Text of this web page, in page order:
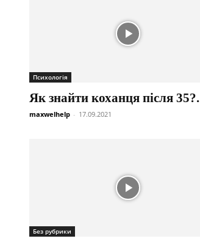
Психологія
Як знайти коханця після 35?.
maxwelhelp - 17.09.2021
Без рубрики